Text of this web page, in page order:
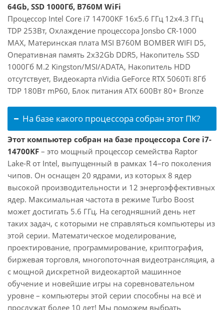
64Gb, SSD 1000Гб, B760M WiFi
Процессор Intel Core i7 14700KF 16x5.6 ГГц 12x4.3 ГГц
TDP 253Вт, Охлаждение процессора Jonsbo CR-1000
MAX, Материнская плата MSI B760M BOMBER WIFI D5,
Оперативная память 2x32Gb DDR5, Накопитель SSD
1000Гб M.2 Kingston/MSI/ADATA, Накопитель HDD
отсутствует, Видеокарта nVidia GeForce RTX 5060Ti 8Гб
TDP 180Вт mP60, Блок питания ATX 600Вт 80+ Bronze
На базе какого процессора собран этот ПК?
Этот компьютер собран на базе процессора Core i7-
14700KF – это мощный процессор семейства Raptor
Lake-R от Intel, выпущенный в рамках 14–го поколения
чипов. Он оснащен 20 ядрами, из которых 8 ядер
высокой производительности и 12 энергоэффективных
ядер. Максимальная частота в режиме Turbo Boost
может достигать 5.6 ГГц. На сегодняшний день нет
таких задач, с которыми не справляться компьютеры из
этой серии. Математическое моделирование,
проектирование, программирование, криптография,
биржевая торговля, многопоточная видеотрансляция, а
с мощной дискретной видеокартой машинное
обучение и новейшие игры на соревновательном
уровне – компьютеры этой серии способны на всё и
прослужат более 10 лет! Мы поможем выбрать